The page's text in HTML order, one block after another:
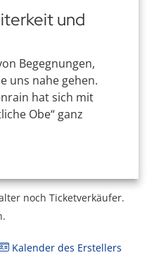
und
Begegnungen,
uns nahe gehen.
hat sich mit
Obe“ ganz
noch Ticketverkäufer.
Kalender des Erstellers